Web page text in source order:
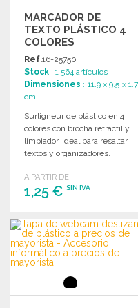
MARCADOR DE
TEXTO PLÁSTICO 4
COLORES
RETRACTABLE
Ref.16-25750
Stock : 1 564 artículos
Dimensiones : 11.9 x 9.5 x 1.7
cm
Surligneur de plástico en 4
colores con brocha retráctil y
limpiador, ideal para resaltar
textos y organizadores.
A PARTIR DE
1,25 € SIN IVA
PEDIR
Solicitar un presupuesto